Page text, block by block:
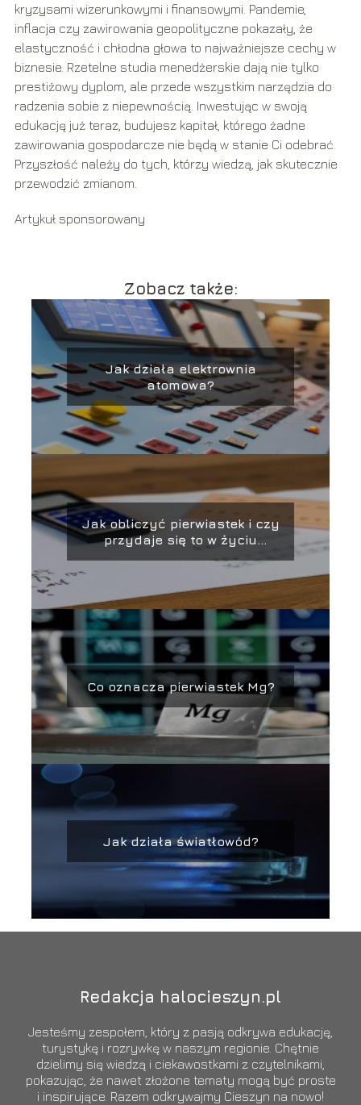
kryzysami wizerunkowymi i finansowymi. Pandemie,
inflacja czy zawirowania geopolityczne pokazały, że
elastyczność i chłodna głowa to najważniejsze cechy w
biznesie. Rzetelne studia menedżerskie dają nie tylko
prestiżowy dyplom, ale przede wszystkim narzędzia do
radzenia sobie z niepewnością. Inwestując w swoją
edukację już teraz, budujesz kapitał, którego żadne
zawirowania gospodarcze nie będą w stanie Ci odebrać.
Przyszłość należy do tych, którzy wiedzą, jak skutecznie
przewodzić zmianom.
Artykuł sponsorowany
Zobacz także:
Jak działa elektrownia
atomowa?
Jak obliczyć pierwiastek i czy
przydaje się to w życiu
Co oznacza pierwiastek Mg?
Jak działa światłowód?
Redakcja halocieszyn.pl
Jesteśmy zespołem, który z pasją odkrywa edukację,
turystykę i rozrywkę w naszym regionie. Chętnie
dzielimy się wiedzą i ciekawostkami z czytelnikami,
pokazując, że nawet złożone tematy mogą być proste
i inspirujące. Razem odkrywajmy Cieszyn na nowo!